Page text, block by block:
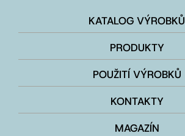
KATALOG VÝROBKŮ
PRODUKTY
POUŽITÍ VÝROBKŮ
KONTAKTY
MAGAZÍN